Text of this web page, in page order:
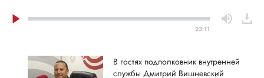
23:11
В гостях подполковник внутренней
службы Дмитрий Вишневский